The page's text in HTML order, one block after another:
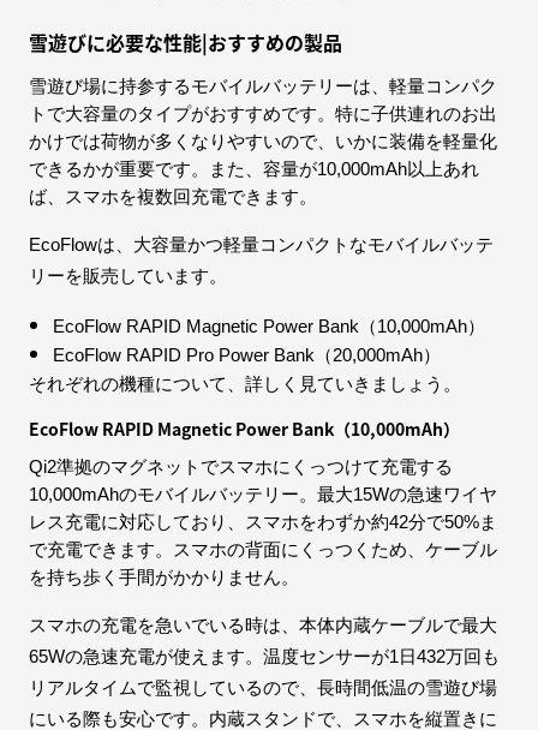
雪遊びに必要な性能|おすすめの製品
雪遊び場に持参するモバイルバッテリーは、軽量コンパク
トで大容量のタイプがおすすめです。特に子供連れのお出
かけでは荷物が多くなりやすいので、いかに装備を軽量化
できるかが重要です。また、容量が10,000mAh以上あれ
ば、スマホを複数回充電できます。
EcoFlowは、大容量かつ軽量コンパクトなモバイルバッテ
リーを販売しています。
EcoFlow RAPID Magnetic Power Bank（10,000mAh）
EcoFlow RAPID Pro Power Bank（20,000mAh）
それぞれの機種について、詳しく見ていきましょう。
EcoFlow RAPID Magnetic Power Bank（10,000mAh）
Qi2準拠のマグネットでスマホにくっつけて充電する
10,000mAhのモバイルバッテリー。最大15Wの急速ワイヤ
レス充電に対応しており、スマホをわずか約42分で50%ま
で充電できます。スマホの背面にくっつくため、ケーブル
を持ち歩く手間がかかりません。
スマホの充電を急いでいる時は、本体内蔵ケーブルで最大
65Wの急速充電が使えます。温度センサーが1日432万回も
リアルタイムで監視しているので、長時間低温の雪遊び場
にいる際も安心です。内蔵スタンドで、スマホを縦置きに